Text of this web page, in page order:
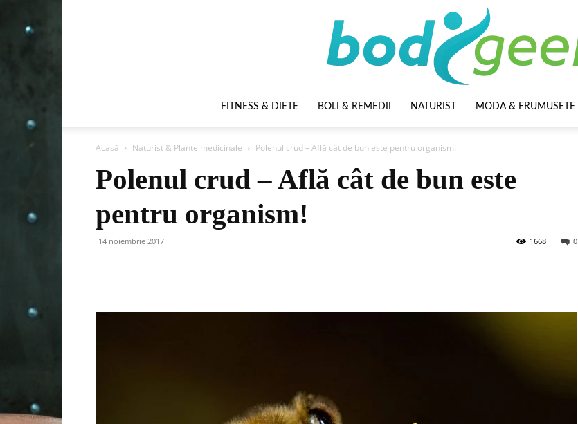
FITNESS & DIETE BOLI & REMEDII NATURIST MODA & FRUMUSETE
Acasă Naturist & Plante medicinale Polenul crud – Află cât de bun este pentru organism!
Polenul crud – Află cât de bun este
pentru organism!
14 noiembrie 2017 0
1668